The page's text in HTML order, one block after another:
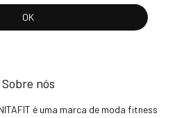
Sobre nós
é uma marca de moda fitness